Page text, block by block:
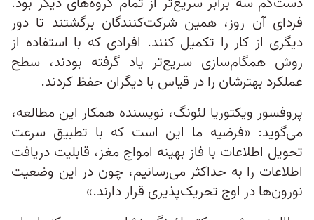
فردای آن روز، همین شرکت‌کنندگان برگشتند تا دور
دیگری از کار را تکمیل کنند. افرادی که با استفاده از
روش همگام‌سازی سریع‌تر یاد گرفته بودند، سطح
عملکرد بهترشان را در قیاس با دیگران حفظ کردند.
پروفسور ویکتوریا لئونگ، نویسنده همکار این مطالعه،
می‌گوید: «فرضیه ما این است که با تطبیق سرعت
تحویل اطلاعات با فاز بهینه امواج مغز، قابلیت دریافت
اطلاعات را به حداکثر می‌رسانیم، چون در این وضعیت
نورون‌ها در اوج تحریک‌پذیری قرار دارند.»